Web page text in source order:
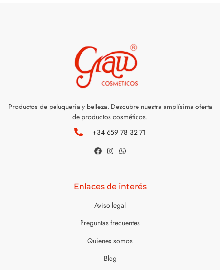
Productos de peluqueria y belleza. Descubre nuestra amplísima oferta
de productos cosméticos.
+34 659 78 32 71
Enlaces de interés
Aviso legal
Preguntas frecuentes
Quienes somos
Blog